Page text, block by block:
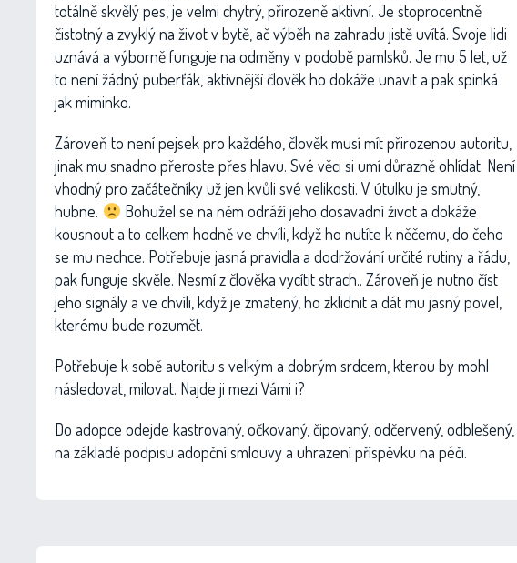
totálně skvělý pes, je velmi chytrý, přirozeně aktivní. Je stoprocentně
čistotný a zvyklý na život v bytě, ač výběh na zahradu jistě uvítá. Svoje lidi
uznává a výborně funguje na odměny v podobě pamlsků. Je mu 5 let, už
to není žádný puberťák, aktivnější člověk ho dokáže unavit a pak spinká
jak miminko.
Zároveň to není pejsek pro každého, člověk musí mít přirozenou autoritu,
jinak mu snadno přeroste přes hlavu. Své věci si umí důrazně ohlídat. Není
vhodný pro začátečníky už jen kvůli své velikosti. V útulku je smutný,
hubne.
Bohužel se na něm odráží jeho dosavadní život a dokáže
kousnout a to celkem hodně ve chvíli, když ho nutíte k něčemu, do čeho
se mu nechce. Potřebuje jasná pravidla a dodržování určité rutiny a řádu,
pak funguje skvěle. Nesmí z člověka vycítit strach.. Zároveň je nutno číst
jeho signály a ve chvíli, když je zmatený, ho zklidnit a dát mu jasný povel,
kterému bude rozumět.
Potřebuje k sobě autoritu s velkým a dobrým srdcem, kterou by mohl
následovat, milovat. Najde ji mezi Vámi i?
Do adopce odejde kastrovaný, očkovaný, čipovaný, odčervený, odblešený,
na základě podpisu adopční smlouvy a uhrazení příspěvku na péči.